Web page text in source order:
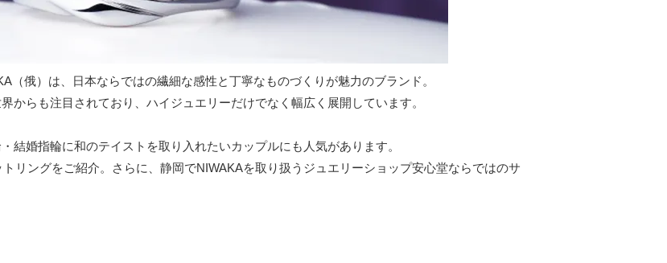
（俄）は、日本ならではの繊細な感性と丁寧なものづくりが魅力のブランド。
からも注目されており、ハイジュエリーだけでなく幅広く展開しています。
結婚指輪に和のテイストを取り入れたいカップルにも人気があります。
リングをご紹介。さらに、静岡でNIWAKAを取り扱うジュエリーショップ安心堂ならではのサ